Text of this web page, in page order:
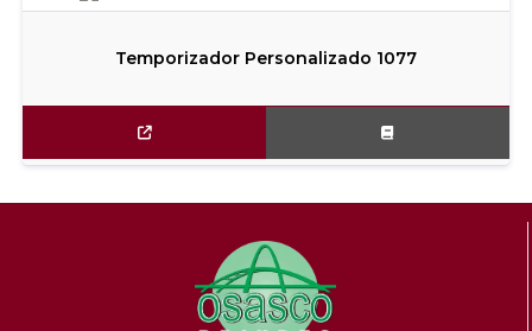
Temporizador Personalizado 1077